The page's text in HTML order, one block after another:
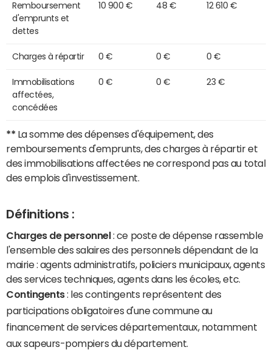
Remboursement
d'emprunts et
dettes
10 900 € 48 € 12 610 €
Charges à répartir 0 € 0 € 0 €
Immobilisations
affectées,
concédées
0 € 0 € 23 €
** La somme des dépenses d'équipement, des
remboursements d'emprunts, des charges à répartir et
des immobilisations affectées ne correspond pas au total
des emplois d'investissement.
Définitions :
Charges de personnel : ce poste de dépense rassemble
l'ensemble des salaires des personnels dépendant de la
mairie : agents administratifs, policiers municipaux, agents
des services techniques, agents dans les écoles, etc.
Contingents: les contingents représentent des
participations obligatoires d'une commune au
financement de services départementaux, notamment
aux sapeurs-pompiers du département.